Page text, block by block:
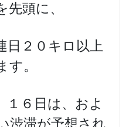
頭に、
日２０キロ以上
す。
１６日は、およ
渋滞が予想され